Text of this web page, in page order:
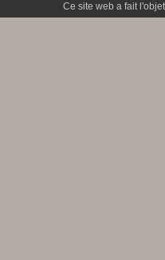
Ce site web a fait